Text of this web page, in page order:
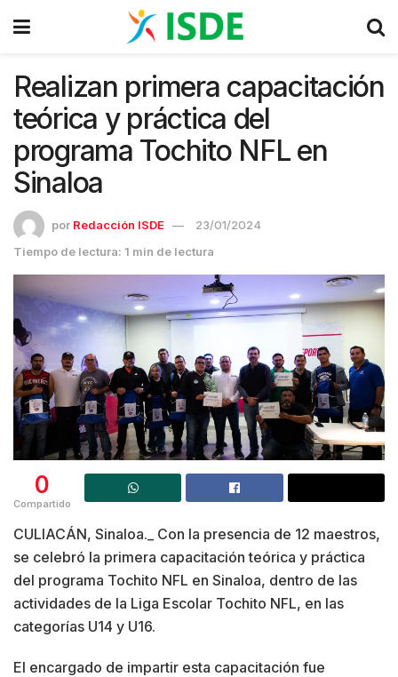
Realizan primera capacitación
teórica y práctica del
programa Tochito NFL en
Sinaloa
por Redacción ISDE
23/01/2024
Tiempo de lectura: 1 min de lectura
0
Compartido
CULIACÁN, Sinaloa._ Con la presencia de 12 maestros,
se celebró la primera capacitación teórica y práctica
del programa Tochito NFL en Sinaloa, dentro de las
actividades de la Liga Escolar Tochito NFL, en las
categorías U14 y U16.
El encargado de impartir esta capacitación fue